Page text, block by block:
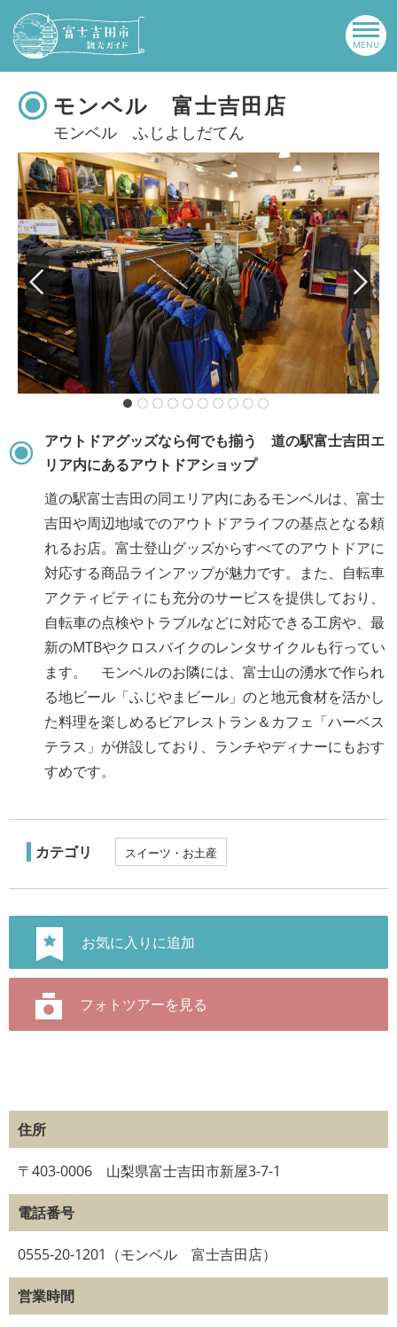
モンベル 富士吉田店
モンベル ふじよしだてん
アウトドアグッズなら何でも揃う 道の駅富士吉田エ
リア内にあるアウトドアショップ
道の駅富士吉田の同エリア内にあるモンベルは、富士
吉田や周辺地域でのアウトドアライフの基点となる頼
れるお店。富士登山グッズからすべてのアウトドアに
対応する商品ラインアップが魅力です。また、自転車
アクティビティにも充分のサービスを提供しており、
自転車の点検やトラブルなどに対応できる工房や、最
新のMTBやクロスバイクのレンタサイクルも行ってい
ます。 モンベルのお隣には、富士山の湧水で作られ
る地ビール「ふじやまビール」のと地元食材を活かし
た料理を楽しめるビアレストラン＆カフェ「ハーベス
テラス」が併設しており、ランチやディナーにもおす
すめです。
カテゴリ スイーツ・お土産
住所
〒403-0006 山梨県富士吉田市新屋3-7-1
電話番号
0555-20-1201（モンベル 富士吉田店）
営業時間